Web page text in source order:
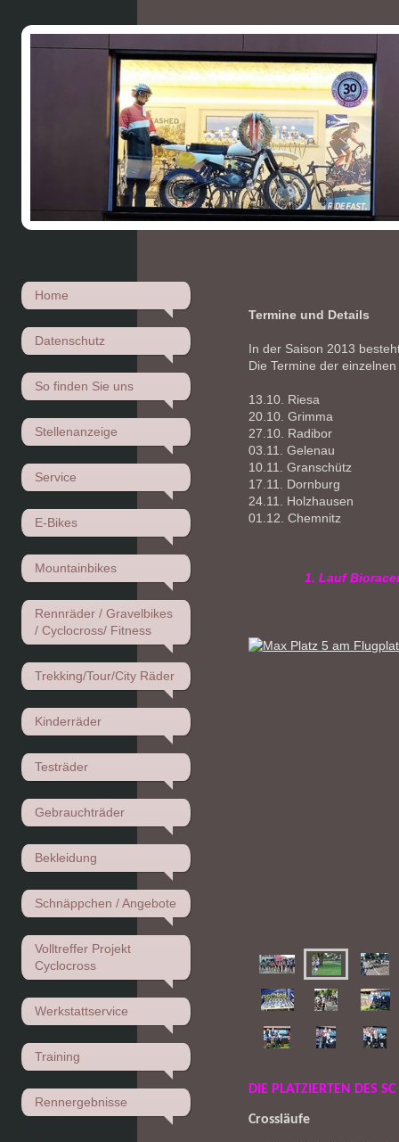
Home
Datenschutz
So finden Sie uns
Stellenanzeige
Service
E-Bikes
Mountainbikes
Rennräder / Gravelbikes
/ Cyclocross/ Fitness
Trekking/Tour/City Räder
Kinderräder
Testräder
Gebrauchträder
Bekleidung
Schnäppchen / Angebote
Volltreffer Projekt
Cyclocross
Werkstattservice
Training
Rennergebnisse
Termine und Details
In der Saison 2013
Die Termine der
13.10. Riesa
20.10. Grimma
27.10. Radibor
03.11. Gelenau
10.11. Granschütz
17.11. Dornburg
24.11. Holzhausen
01.12. Chemnitz
1. Lauf
DIE PLATZIERTEN DES
Crossläufe